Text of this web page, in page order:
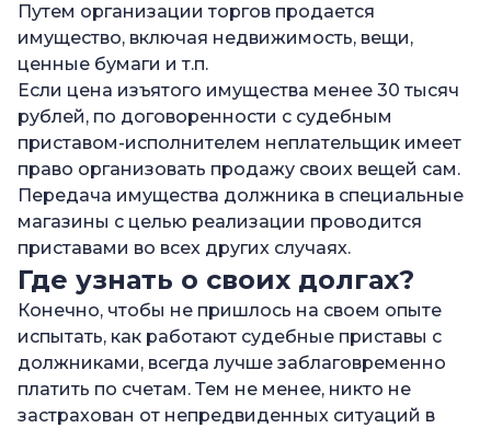
Путем организации торгов продается
имущество, включая недвижимость, вещи,
ценные бумаги и т.п.
Если цена изъятого имущества менее 30 тысяч
рублей, по договоренности с судебным
приставом-исполнителем неплательщик имеет
право организовать продажу своих вещей сам.
Передача имущества должника в специальные
магазины с целью реализации проводится
приставами во всех других случаях.
Где узнать о своих долгах?
Конечно, чтобы не пришлось на своем опыте
испытать, как работают судебные приставы с
должниками, всегда лучше заблаговременно
платить по счетам. Тем не менее, никто не
застрахован от непредвиденных ситуаций в